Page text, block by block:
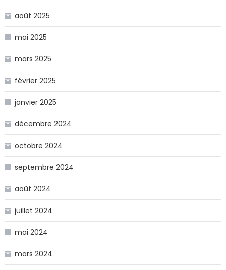
août 2025
mai 2025
mars 2025
février 2025
janvier 2025
décembre 2024
octobre 2024
septembre 2024
août 2024
juillet 2024
mai 2024
mars 2024